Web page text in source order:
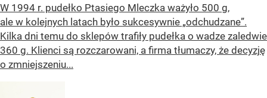
W 1994 r. pudełko Ptasiego Mleczka ważyło 500 g,
ale w kolejnych latach było sukcesywnie „odchudzane”.
Kilka dni temu do sklepów trafiły pudełka o wadze zaledwie
360 g. Klienci są rozczarowani, a firma tłumaczy, że decyzję
o zmniejszeniu...